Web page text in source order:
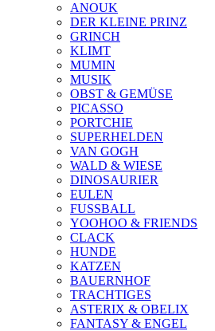
ANOUK
DER KLEINE PRINZ
GRINCH
KLIMT
MUMIN
MUSIK
OBST & GEMÜSE
PICASSO
PORTCHIE
SUPERHELDEN
VAN GOGH
WALD & WIESE
DINOSAURIER
EULEN
FUSSBALL
YOOHOO & FRIENDS
CLACK
HUNDE
KATZEN
BAUERNHOF
TRACHTIGES
ASTERIX & OBELIX
FANTASY & ENGEL